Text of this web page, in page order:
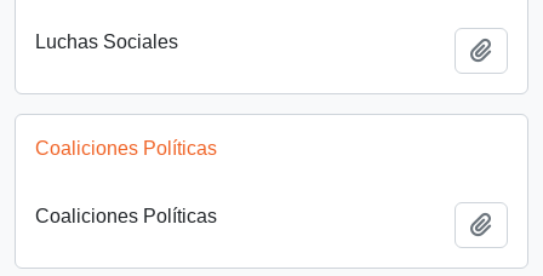
Luchas Sociales
Coaliciones Políticas
Coaliciones Políticas